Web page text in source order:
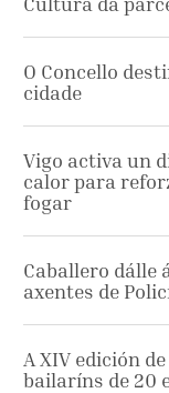
O Concello
cidade
Vigo activa un
calor para
fogar
Caballero dálle
axentes de
A XIV edición
bailaríns de 20